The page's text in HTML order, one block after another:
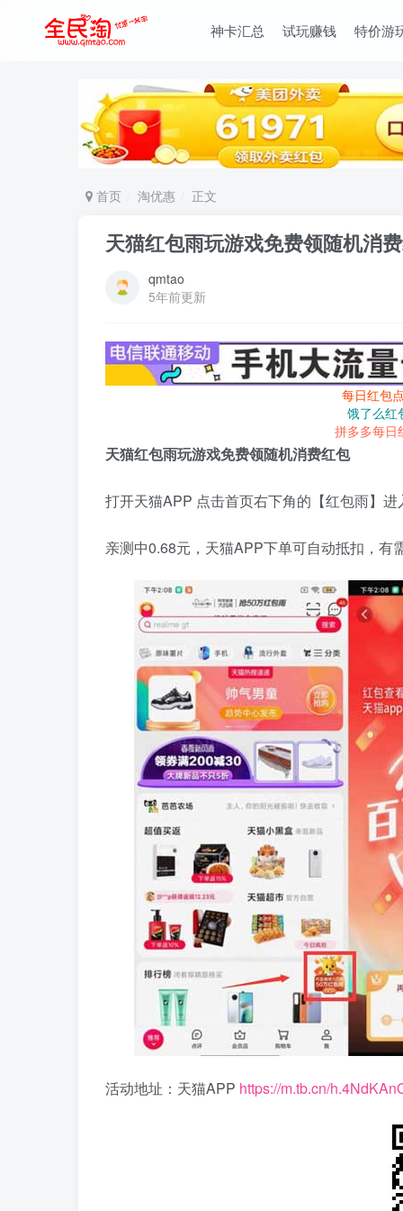
神卡汇总 试玩赚钱 特价游
首页 淘优惠 正文
天猫红包雨玩游戏免费领随机消
qmtao
5年前更新
每日红包
饿了么红
拼多多每日
天猫红包雨玩游戏免费领随机消费红包
打开天猫APP 点击首页右下角的【红包雨】
亲测中0.68元，天猫APP下单可自动抵扣，有
活动地址：天猫APP https://m.tb.cn/